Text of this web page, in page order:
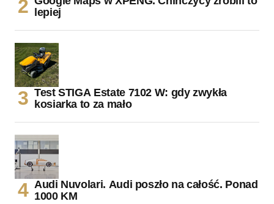
lepiej
Test STIGA Estate 7102 W: gdy zwykła
kosiarka to za mało
Audi Nuvolari. Audi poszło na całość. Ponad
1000 KM